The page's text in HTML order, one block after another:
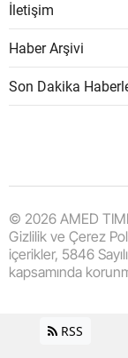
İletişim
Haber Arşivi
Son Dakika
© 2026 AMED
Gizlilik ve Çerez
içerikler, 5846
kapsamında
RSS